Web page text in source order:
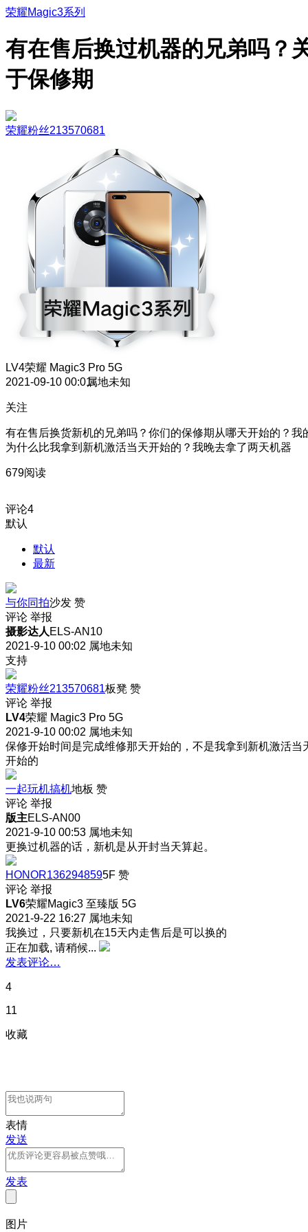
荣耀Magic3系列
有在售后换过机器的兄弟吗？
于保修期
荣耀粉丝213570681
LV4荣耀 Magic3 Pro 5G
2021-09-10 00:01属地未知
关注
有在售后换货新机的兄弟吗？你们的保修期从哪天开始的？我
为什么比我拿到新机激活当天开始的？我晚去拿了两天机器
679阅读
评论4
默认
默认
最新
与你同拍沙发 赞
评论 举报
摄影达人 ELS-AN10
2021-9-10 00:02 属地未知
支持
荣耀粉丝213570681板凳 赞
评论 举报
LV4荣耀 Magic3 Pro 5G
2021-9-10 00:02 属地未知
保修开始时间是完成维修那天开始的，不是我拿到新机激活当
开始的
一起玩机搞机地板 赞
评论 举报
版主ELS-AN00
2021-9-10 00:53 属地未知
更换过机器的话，新机是从开封当天算起。
HONOR1362948595F 赞
评论 举报
LV6荣耀Magic3 至臻版 5G
2021-9-22 16:27 属地未知
我换过，只要新机在15天内走售后是可以换的
正在加载, 请稍候...
发表评论…
4
11
收藏
表情
发送
发表
图片